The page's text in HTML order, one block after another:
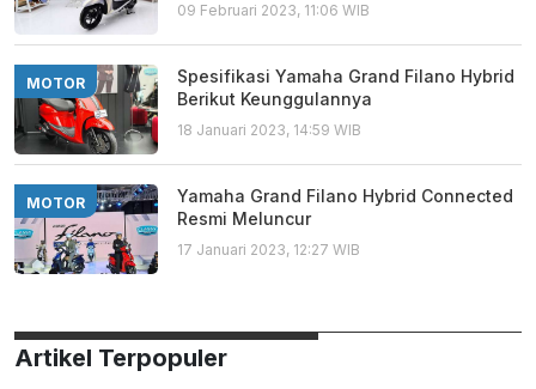
09 Februari 2023, 11:06 WIB
MOTOR
Spesifikasi Yamaha Grand Filano Hybrid
Berikut Keunggulannya
18 Januari 2023, 14:59 WIB
MOTOR
Yamaha Grand Filano Hybrid Connected
Resmi Meluncur
17 Januari 2023, 12:27 WIB
Artikel Terpopuler